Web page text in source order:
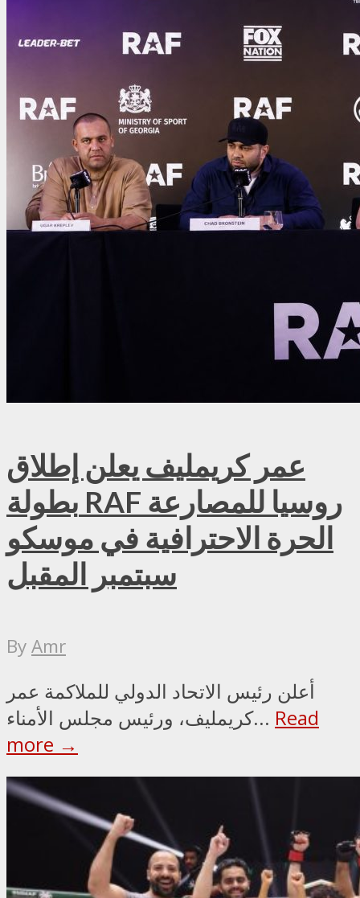
عمر كريمليف يعلن إطلاق
بطولة RAF روسيا للمصارعة
الحرة الاحترافية في موسكو
سبتمبر المقبل
ByAmr
أعلن رئيس الاتحاد الدولي للملاكمة عمر
كريمليف، ورئيس مجلس الأمناء... Read
more →